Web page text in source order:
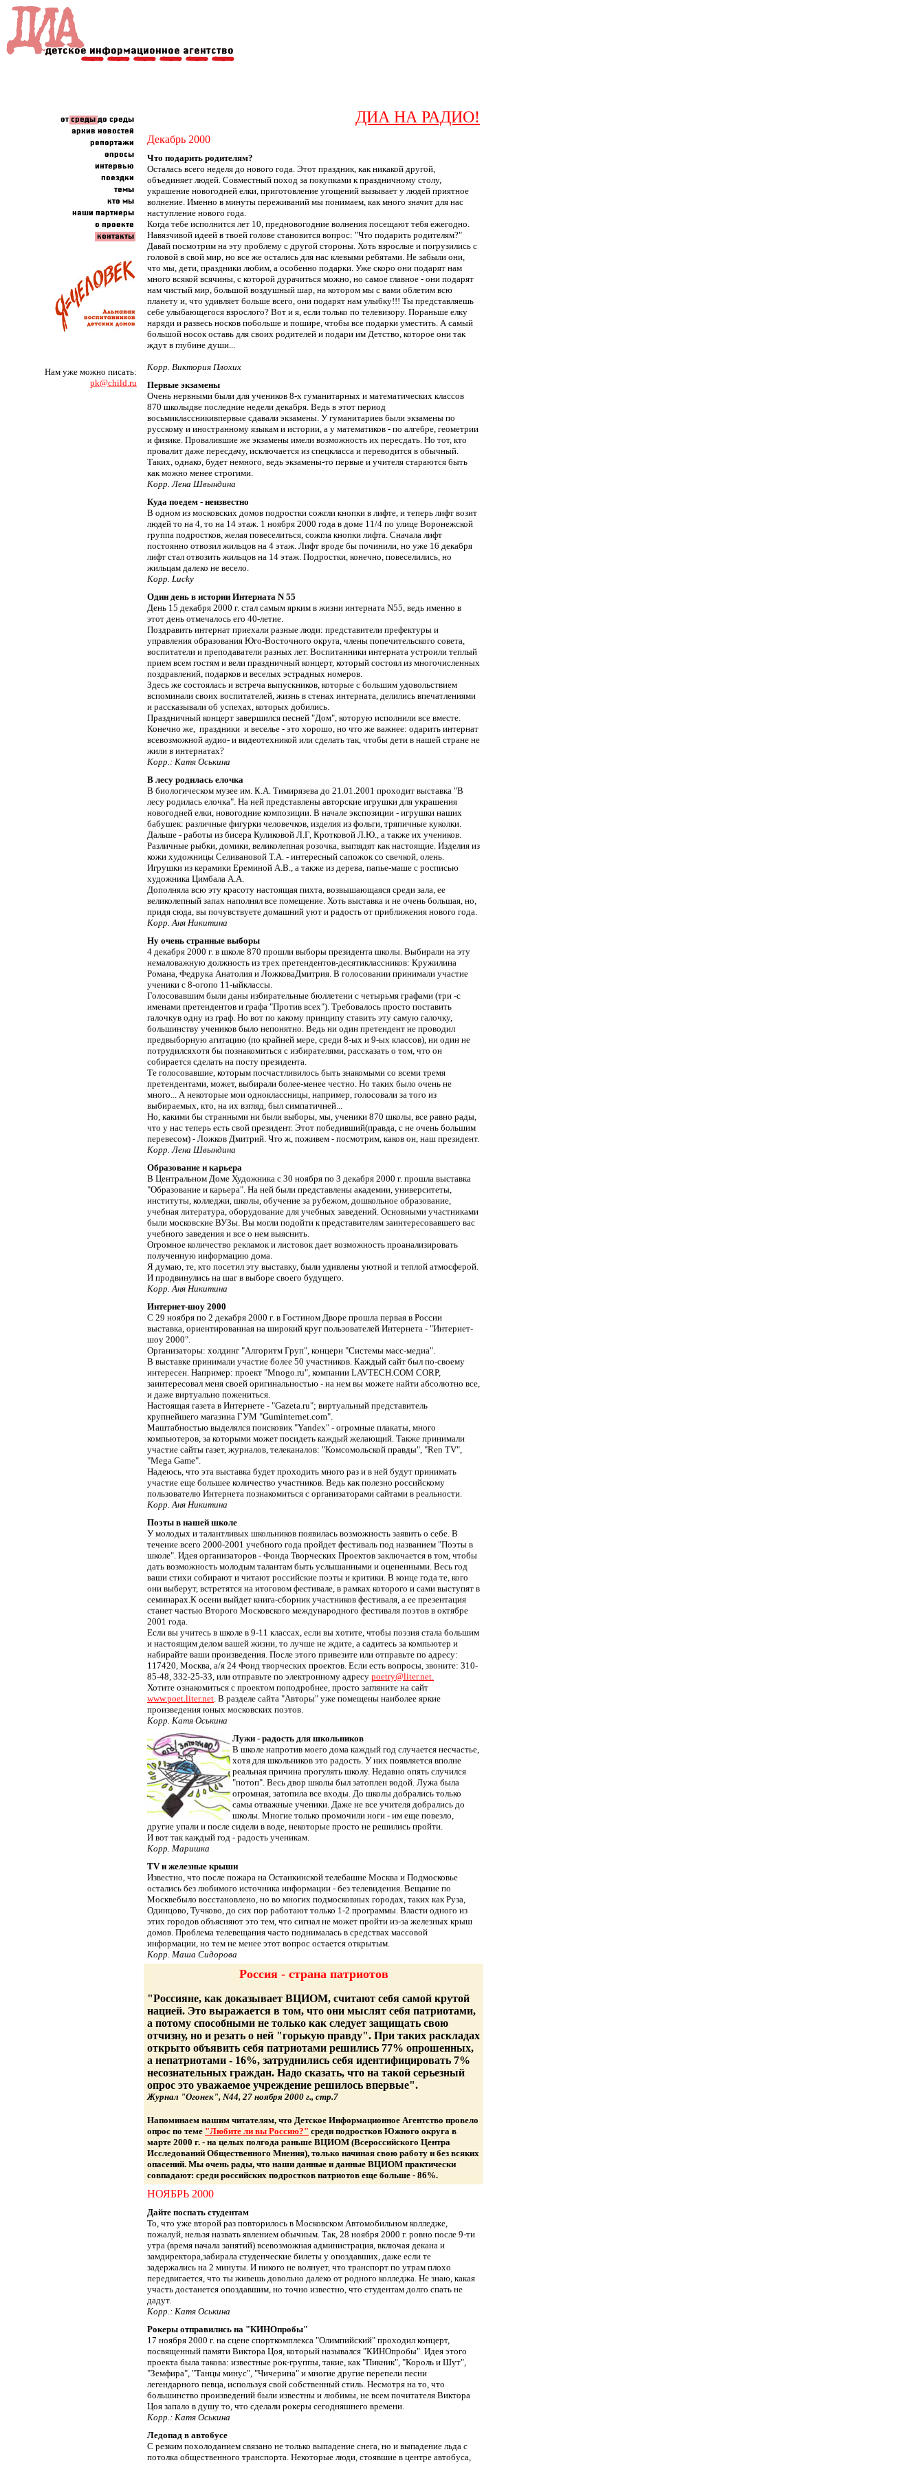
Нам уже можно писать:
pk@child.ru
ДИА НА РАДИО!
Декабрь 2000
Что подарить родителям?
Осталась всего неделя до нового года. Этот праздник, как никакой другой,
объединяет людей. Совместный поход за покупками к праздничному столу,
украшение новогодней елки, приготовление угощений вызывает у людей приятное
волнение. Именно в минуты переживаний мы понимаем, как много значит для нас
наступление нового года.
Когда тебе исполнится лет 10, предновогодние волнения посещают тебя ежегодно.
Навязчивой идеей в твоей голове становится вопрос: "Что подарить родителям?"
Давай посмотрим на эту проблему с другой стороны. Хоть взрослые и погрузились с
головой в свой мир, но все же остались для нас клевыми ребятами. Не забыли они,
что мы, дети, праздники любим, а особенно подарки. Уже скоро они подарят нам
много всякой всячины, с которой дурачиться можно, но самое главное - они подарят
нам чистый мир, большой воздушный шар, на котором мы с вами облетим всю
планету и, что удивляет больше всего, они подарят нам улыбку!!! Ты представляешь
себе улыбающегося взрослого? Вот и я, если только по телевизору. Пораньше елку
наряди и развесь носков побольше и пошире, чтобы все подарки уместить. А самый
большой носок оставь для своих родителей и подари им Детство, которое они так
ждут в глубине души...
Корр. Виктория Плохих
Первые экзамены
Очень нервными были для учеников 8-х гуманитарных и математических классов
870 школыдве последние недели декабря. Ведь в этот период
восьмиклассникивпервые сдавали экзамены. У гуманитариев были экзамены по
русскому и иностранному языкам и истории, а у математиков - по алгебре, геометрии
и физике. Провалившие же экзамены имели возможность их пересдать. Но тот, кто
провалит даже пересдачу, исключается из спецкласса и переводится в обычный.
Таких, однако, будет немного, ведь экзамены-то первые и учителя стараются быть
как можно менее строгими.
Корр. Лена Швындина
Куда поедем - неизвестно
В одном из московских домов подростки сожгли кнопки в лифте, и теперь лифт возит
людей то на 4, то на 14 этаж. 1 ноября 2000 года в доме 11/4 по улице Воронежской
группа подростков, желая повеселиться, сожгла кнопки лифта. Сначала лифт
постоянно отвозил жильцов на 4 этаж. Лифт вроде бы починили, но уже 16 декабря
лифт стал отвозить жильцов на 14 этаж. Подростки, конечно, повеселились, но
жильцам далеко не весело.
Корр. Lucky
Один день в истории Интерната N 55
День 15 декабря 2000 г. стал самым ярким в жизни интерната N55, ведь именно в
этот день отмечалось его 40-летие.
Поздравить интернат приехали разные люди: представители префектуры и
управления образования Юго-Восточного округа, члены попечительского совета,
воспитатели и преподаватели разных лет. Воспитанники интерната устроили теплый
прием всем гостям и вели праздничный концерт, который состоял из многочисленных
поздравлений, подарков и веселых эстрадных номеров.
Здесь же состоялась и встреча выпускников, которые с большим удовольствием
вспоминали своих воспитателей, жизнь в стенах интерната, делились впечатлениями
и рассказывали об успехах, которых добились.
Праздничный концерт завершился песней "Дом", которую исполнили все вместе.
Конечно же, праздники и веселье - это хорошо, но что же важнее: одарить интернат
всевозможной аудио- и видеотехникой или сделать так, чтобы дети в нашей стране не
жили в интернатах?
Корр.: Катя Оськина
В лесу родилась елочка
В биологическом музее им. К.А. Тимирязева до 21.01.2001 проходит выставка "В
лесу родилась елочка". На ней представлены авторские игрушки для украшения
новогодней елки, новогодние композиции. В начале экспозиции - игрушки наших
бабушек: различные фигурки человечков, изделия из фольги, тряпичные куколки.
Дальше - работы из бисера Куликовой Л.Г, Кротковой Л.Ю., а также их учеников.
Различные рыбки, домики, великолепная розочка, выглядят как настоящие. Изделия из
кожи художницы Селивановой Т.А. - интересный сапожок со свечкой, олень.
Игрушки из керамики Ереминой А.В., а также из дерева, папье-маше с росписью
художника Цимбала А.А.
Дополняла всю эту красоту настоящая пихта, возвышающаяся среди зала, ее
великолепный запах наполнял все помещение. Хоть выставка и не очень большая, но,
придя сюда, вы почувствуете домашний уют и радость от приближения нового года.
Корр. Аня Никитина
Ну очень странные выборы
4 декабря 2000 г. в школе 870 прошли выборы президента школы. Выбирали на эту
немаловажную должность из трех претендентов-десятиклассников: Кружилина
Романа, Федрука Анатолия и ЛожковаДмитрия. В голосовании принимали участие
ученики с 8-огопо 11-ыйклассы.
Голосовавшим были даны избирательные бюллетени с четырьмя графами (три -с
именами претендентов и графа "Против всех"). Требовалось просто поставить
галочкув одну из граф. Но вот по какому принципу ставить эту самую галочку,
большинству учеников было непонятно. Ведь ни один претендент не проводил
предвыборную агитацию (по крайней мере, среди 8-ых и 9-ых классов), ни один не
потрудилсяхотя бы познакомиться с избирателями, рассказать о том, что он
собирается сделать на посту президента.
Те голосовавшие, которым посчастливилось быть знакомыми со всеми тремя
претендентами, может, выбирали более-менее честно. Но таких было очень не
много... А некоторые мои одноклассницы, например, голосовали за того из
выбираемых, кто, на их взгляд, был симпатичней...
Но, какими бы странными ни были выборы, мы, ученики 870 школы, все равно рады,
что у нас теперь есть свой президент. Этот победивший(правда, с не очень большим
перевесом) - Ложков Дмитрий. Что ж, поживем - посмотрим, каков он, наш президент.
Корр. Лена Швындина
Образование и карьера
В Центральном Доме Художника с 30 ноября по 3 декабря 2000 г. прошла выставка
"Образование и карьера". На ней были представлены академии, университеты,
институты, колледжи, школы, обучение за рубежом, дошкольное образование,
учебная литература, оборудование для учебных заведений. Основными участниками
были московские ВУЗы. Вы могли подойти к представителям заинтересовавшего вас
учебного заведения и все о нем выяснить.
Огромное количество рекламок и листовок дает возможность проанализировать
полученную информацию дома.
Я думаю, те, кто посетил эту выставку, были удивлены уютной и теплой атмосферой.
И продвинулись на шаг в выборе своего будущего.
Корр. Аня Никитина
Интернет-шоу 2000
С 29 ноября по 2 декабря 2000 г. в Гостином Дворе прошла первая в России
выставка, ориентированная на широкий круг пользователей Интернета - "Интернет-
шоу 2000".
Организаторы: холдинг "Алгоритм Груп", концерн "Системы масс-медиа".
В выставке принимали участие более 50 участников. Каждый сайт был по-своему
интересен. Например: проект "Mnogo.ru", компании LAVTECH.COM CORP,
заинтересовал меня своей оригинальностью - на нем вы можете найти абсолютно все,
и даже виртуально пожениться.
Настоящая газета в Интернете - "Gazeta.ru"; виртуальный представитель
крупнейшего магазина ГУМ "Guminternet.com".
Маштабностью выделялся поисковик "Yandex" - огромные плакаты, много
компьютеров, за которыми может посидеть каждый желающий. Также принимали
участие сайты газет, журналов, телеканалов: "Комсомольской правды", "Ren TV",
"Mega Game".
Надеюсь, что эта выставка будет проходить много раз и в ней будут принимать
участие еще большее количество участников. Ведь как полезно российскому
пользователю Интернета познакомиться с организаторами сайтами в реальности.
Корр. Аня Никитина
Поэты в нашей школе
У молодых и талантливых школьников появилась возможность заявить о себе. В
течение всего 2000-2001 учебного года пройдет фестиваль под названием "Поэты в
школе". Идея организаторов - Фонда Творческих Проектов заключается в том, чтобы
дать возможность молодым талантам быть услышанными и оцененными. Весь год
ваши стихи собирают и читают российские поэты и критики. В конце года те, кого
они выберут, встретятся на итоговом фестивале, в рамках которого и сами выступят в
семинарах.К осени выйдет книга-сборник участников фестиваля, а ее презентация
станет частью Второго Московского международного фестиваля поэтов в октябре
2001 года.
Если вы учитесь в школе в 9-11 классах, если вы хотите, чтобы поэзия стала большим
и настоящим делом вашей жизни, то лучше не ждите, а садитесь за компьютер и
набирайте ваши произведения. После этого привезите или отправьте по адресу:
117420, Москва, а/я 24 Фонд творческих проектов. Если есть вопросы, звоните: 310-
85-48, 332-25-33, или отправьте по электронному адресу poetry@liter.net.
Хотите ознакомиться с проектом поподробнее, просто загляните на сайт
www.poet.liter.net. В разделе сайта "Авторы" уже помещены наиболее яркие
произведения юных московских поэтов.
Корр. Катя Оськина
Лужи - радость для школьников
В школе напротив моего дома каждый год случается несчастье,
хотя для школьников это радость. У них появляется вполне
реальная причина прогулять школу. Недавно опять случился
"потоп". Весь двор школы был затоплен водой. Лужа была
огромная, затопила все входы. До школы добрались только
самы отважные ученики. Даже не все учителя добрались до
школы. Многие только промочили ноги - им еще повезло,
другие упали и после сидели в воде, некоторые просто не решились пройти.
И вот так каждый год - радость ученикам.
Корр. Маришка
TV и железные крыши
Известно, что после пожара на Останкинской телебашне Москва и Подмосковье
остались без любимого источника информации - без телевидения. Вещание по
Москвебыло восстановлено, но во многих подмосковных городах, таких как Руза,
Одинцово, Тучково, до сих пор работают только 1-2 программы. Власти одного из
этих городов объясняют это тем, что сигнал не может пройти из-за железных крыш
домов. Проблема телевещания часто поднималась в средствах массовой
информации, но тем не менее этот вопрос остается открытым.
Корр. Маша Сидорова
Россия - страна патриотов
"Россияне, как доказывает ВЦИОМ, считают себя самой крутой
нацией. Это выражается в том, что они мыслят себя патриотами,
а потому способными не только как следует защищать свою
отчизну, но и резать о ней "горькую правду". При таких раскладах
открыто объявить себя патриотами решились 77% опрошенных,
а непатриотами - 16%, затруднились себя идентифицировать 7%
несознательных граждан. Надо сказать, что на такой серьезный
опрос это уважаемое учреждение решилось впервые".
Журнал "Огонек", N44, 27 ноября 2000 г., стр.7
Напоминаем нашим читателям, что Детское Информационное Агентство провело
опрос по теме "Любите ли вы Россию?" среди подростков Южного округа в
марте 2000 г. - на целых полгода раньше ВЦИОМ (Всероссийского Центра
Исследований Общественного Мнения), только начиная свою работу и без всяких
опасений. Мы очень рады, что наши данные и данные ВЦИОМ практически
совпадают: среди российских подростков патриотов еще больше - 86%.
НОЯБРЬ 2000
Дайте поспать студентам
То, что уже второй раз повторилось в Московском Автомобильном колледже,
пожалуй, нельзя назвать явлением обычным. Так, 28 ноября 2000 г. ровно после 9-ти
утра (время начала занятий) всевозможная администрация, включая декана и
замдиректора,забирала студенческие билеты у опоздавших, даже если те
задержались на 2 минуты. И никого не волнует, что транспорт по утрам плохо
передвигается, что ты живешь довольно далеко от родного колледжа. Не знаю, какая
участь достанется опоздавшим, но точно известно, что студентам долго спать не
дадут.
Корр.: Катя Оськина
Рокеры отправились на "КИНОпробы"
17 ноября 2000 г. на сцене спорткомплекса "Олимпийский" проходил концерт,
посвященный памяти Виктора Цоя, который назывался "КИНОпробы". Идея этого
проекта была такова: известные рок-группы, такие, как "Пикник", "Король и Шут",
"Земфира", "Танцы минус", "Чичерина" и многие другие перепели песни
легендарного певца, используя свой собственный стиль. Несмотря на то, что
большинство произведений были известны и любимы, не всем почитателя Виктора
Цоя запало в душу то, что сделали рокеры сегодняшнего времени.
Корр.: Катя Оськина
Ледопад в автобусе
С резким похолоданием связано не только выпадение снега, но и выпадение льда с
потолка общественного транспорта. Некоторые люди, стоявшие в центре автобуса,